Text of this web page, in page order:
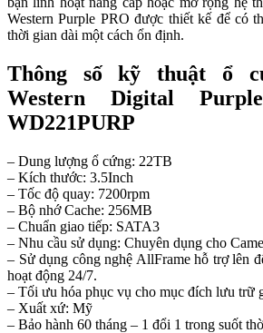
Western Purple PRO được thiết kế để có
thời gian dài một cách ổn định.
Thông số kỹ thuật ổ
Western Digital
WD221PURP
– Dung lượng ổ cứng: 22TB
– Kích thước: 3.5Inch
– Tốc độ quay: 7200rpm
– Bộ nhớ Cache: 256MB
– Chuẩn giao tiếp: SATA3
– Nhu cầu sử dụng: Chuyên dụng cho
– Sử dụng công nghệ AllFrame hỗ trợ lên
hoạt động 24/7.
– Tối ưu hóa phục vụ cho mục đích lưu trữ
– Xuất xứ: Mỹ
– Bảo hành 60 tháng – 1 đổi 1 trong suốt